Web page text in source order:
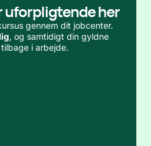
uforpligtende her
gennem dit jobcenter.
, og samtidigt din gyldne
i arbejde.